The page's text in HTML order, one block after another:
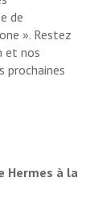
de
». Restez
et nos
prochaines
Hermes à la